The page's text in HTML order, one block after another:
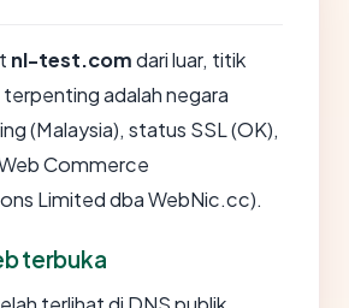
nl-test.comdari luar, titik
adalah negara
(Malaysia), status SSL (OK),
Commerce
Limited dba WebNic.cc).
terbuka